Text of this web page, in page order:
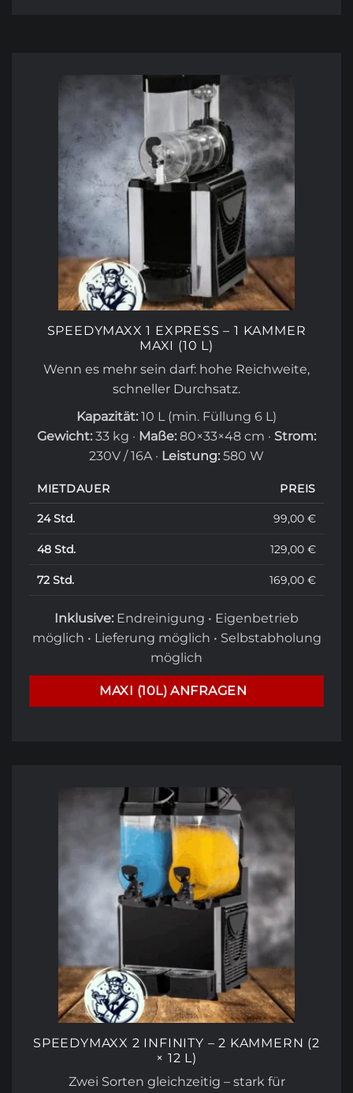
SPEEDYMAXX 1 EXPRESS – 1 KAMMER
MAXI (10 L)
Wenn es mehr sein darf: hohe Reichweite,
schneller Durchsatz.
Kapazität: 10 L (min. Füllung 6 L)
Gewicht: 33 kg · Maße: 80×33×48 cm · Strom:
230V / 16A · Leistung: 580 W
MIETDAUER PREIS
24 Std. 99,00 €
48 Std. 129,00 €
72 Std. 169,00 €
Inklusive: Endreinigung • Eigenbetrieb
möglich • Lieferung möglich • Selbstabholung
möglich
MAXI (10L) ANFRAGEN
SPEEDYMAXX 2 INFINITY – 2 KAMMERN (2
× 12 L)
Zwei Sorten gleichzeitig – stark für